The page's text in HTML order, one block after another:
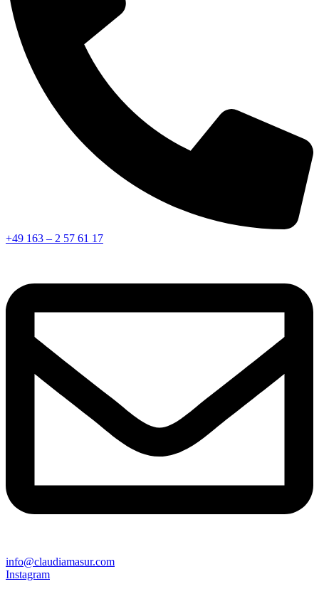
+49 163 – 2 57 61 17
info@claudiamasur.com
Instagram